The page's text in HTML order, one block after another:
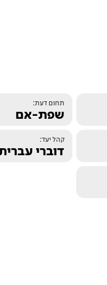
תחום דעת:
שפת-אם
קהל יעד:
דוברי